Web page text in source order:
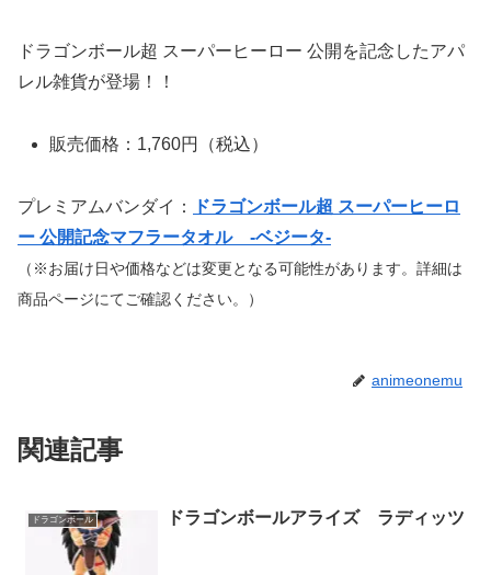
ドラゴンボール超 スーパーヒーロー 公開を記念したアパ
レル雑貨が登場！！
販売価格：1,760円（税込）
プレミアムバンダイ：
ドラゴンボール超 スーパーヒーロ
ー 公開記念マフラータオル -ベジータ-
（※お届け日や価格などは変更となる可能性があります。詳細は
商品ページにてご確認ください。）
animeonemu
関連記事
ドラゴンボール ドラゴンボールアライズ ラディッツ